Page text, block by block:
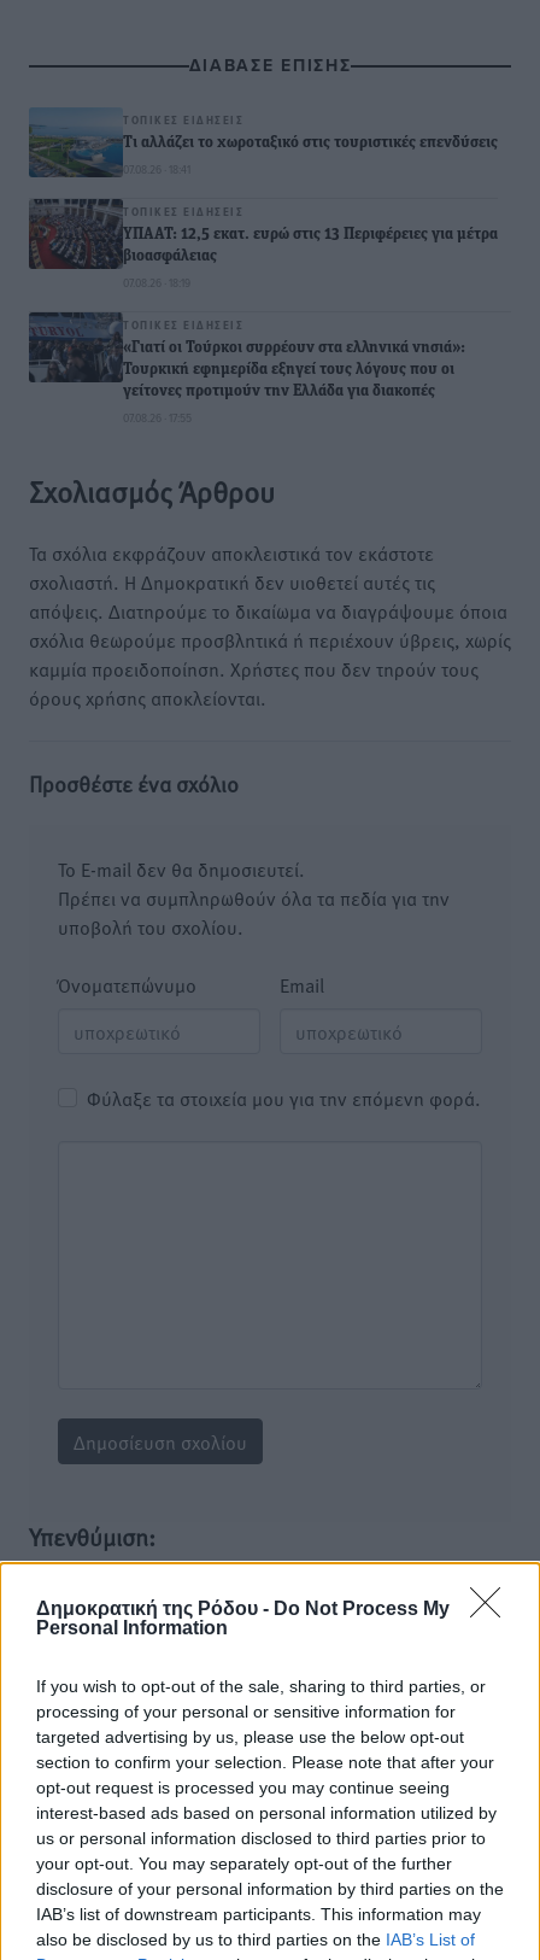
Δημοκρατική της Ρόδου - Do Not Process My
Personal Information
If you wish to opt-out of the sale, sharing to third parties, or
processing of your personal or sensitive information for
targeted advertising by us, please use the below opt-out
section to confirm your selection. Please note that after your
opt-out request is processed you may continue seeing
interest-based ads based on personal information utilized by
us or personal information disclosed to third parties prior to
your opt-out. You may separately opt-out of the further
disclosure of your personal information by third parties on the
IAB’s list of downstream participants. This information may
also be disclosed by us to third parties on the IAB’s List of
ΔΙΑΒΑΣΕ ΕΠΙΣΗΣ
ΤΟΠΙΚΈΣ ΕΙΔΉΣΕΙΣ
Τι αλλάζει το χωροταξικό στις τουριστικές επενδύσεις
07.08.26 · 18:41
ΤΟΠΙΚΈΣ ΕΙΔΉΣΕΙΣ
ΥΠΑΑΤ: 12,5 εκατ. ευρώ στις 13 Περιφέρειες για μέτρα
βιοασφάλειας
07.08.26 · 18:19
ΤΟΠΙΚΈΣ ΕΙΔΉΣΕΙΣ
«Γιατί οι Τούρκοι συρρέουν στα ελληνικά νησιά»:
Τουρκική εφημερίδα εξηγεί τους λόγους που οι
γείτονες προτιμούν την Ελλάδα για διακοπές
07.08.26 · 17:55
Σχολιασμός Άρθρου
Τα σχόλια εκφράζουν αποκλειστικά τον εκάστοτε
σχολιαστή. Η Δημοκρατική δεν υιοθετεί αυτές τις
απόψεις. Διατηρούμε το δικαίωμα να διαγράψουμε όποια
σχόλια θεωρούμε προσβλητικά ή περιέχουν ύβρεις, χωρίς
καμμία προειδοποίηση. Χρήστες που δεν τηρούν τους
όρους χρήσης αποκλείονται.
Προσθέστε ένα σχόλιο
Το E-mail δεν θα δημοσιευτεί.
Πρέπει να συμπληρωθούν όλα τα πεδία για την
υποβολή του σχολίου.
Όνοματεπώνυμο Email
Φύλαξε τα στοιχεία μου για την επόμενη φορά.
Υπενθύμιση:
Για την μερική αναπαραγωγή της είδησης από άλλες
ιστοσελίδες είναι απαραίτητη η χρήση του παρακάτω
της Δημοκρατικής.
o καιρός τώρα:
25°
αίθριος καιρός
45%